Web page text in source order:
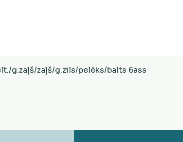
Ātrais skats
g.zaļš/zaļš/g.zils/pelēks/balts 6ass